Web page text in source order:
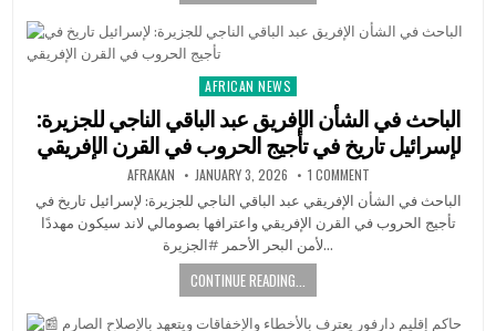
Posted
in
AFRICAN NEWS
الباحث في الشأن الإفريق عبد الباقي الناجي للجزيرة:
لإسرائيل تاريخ في تأجيج الحروب في القرن الإفريقي
AFRAKAN JANUARY 3, 2026 1 COMMENT
الباحث في الشأن الإفريقي عبد الباقي الناجي للجزيرة: لإسرائيل تاريخ في
تأجيج الحروب في القرن الإفريقي واعترافها بصومالي لاند سيكون مهددًا
لأمن البحر الأحمر #الجزيرة…
CONTINUE READING...